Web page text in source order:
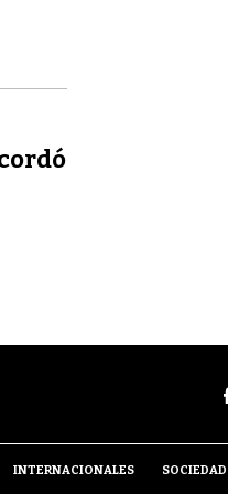
INTERNACIONALES SOCIEDAD